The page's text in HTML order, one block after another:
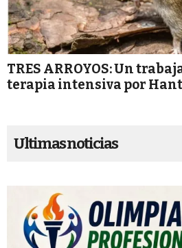
TRES ARROYOS: Un
terapia intensiva por
Ultimas noticias